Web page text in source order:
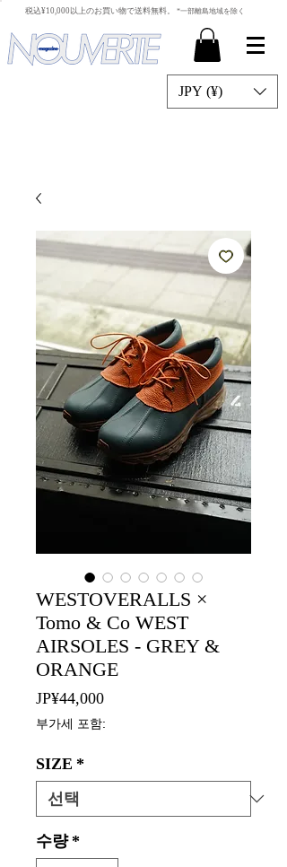
​税込¥10,000以上のお買い物で送料無料。 *一部離島地域を除く
JPY (¥)
WESTOVERALLS ×
Tomo & Co WEST
AIRSOLES - GREY &
ORANGE
JP¥44,000가
격
부가세 포함:
SIZE *
수량 *